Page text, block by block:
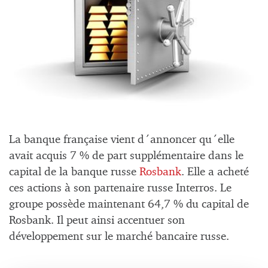
La banque française vient d´annoncer qu´elle
avait acquis 7 % de part supplémentaire dans le
capital de la banque russe Rosbank. Elle a acheté
ces actions à son partenaire russe Interros. Le
groupe possède maintenant 64,7 % du capital de
Rosbank. Il peut ainsi accentuer son
développement sur le marché bancaire russe.